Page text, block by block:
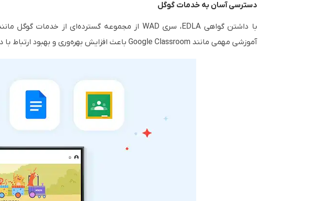
دسترسی آسان به خدمات گوگل
آموزشی مهمی مانند Google Classroom باعث افزایش بهره‌وری و بهبود ارتباط با دانش‌آموزان می‌شود.